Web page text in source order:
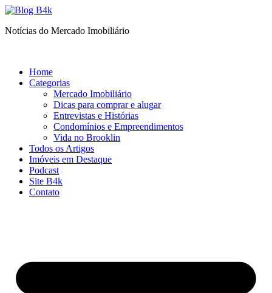
Ir
o
Notícias do Mercado Imobiliário
Home
Categorias
Mercado Imobiliário
Dicas para comprar e alugar
Entrevistas e Histórias
Condomínios e Empreendimentos
Vida no Brooklin
Todos os Artigos
Imóveis em Destaque
Podcast
Site B4k
Contato